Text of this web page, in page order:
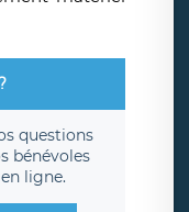
questions
bénévoles
ligne.